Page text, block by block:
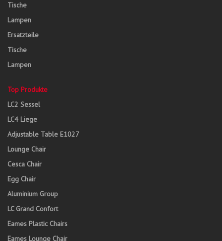
Tische
Lampen
Ersatzteile
Tische
Lampen
Top Produkte
LC2 Sessel
LC4 Liege
Adjustable Table E1027
Lounge Chair
Cesca Chair
Egg Chair
Aluminium Group
LC Grand Confort
Eames Plastic Chairs
Eames Lounge Chair